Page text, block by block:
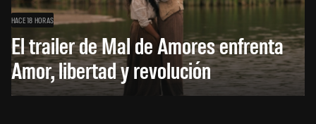
HACE 18 HORAS
El trailer de Mal de Amores enfrenta
Amor, libertad y revolución